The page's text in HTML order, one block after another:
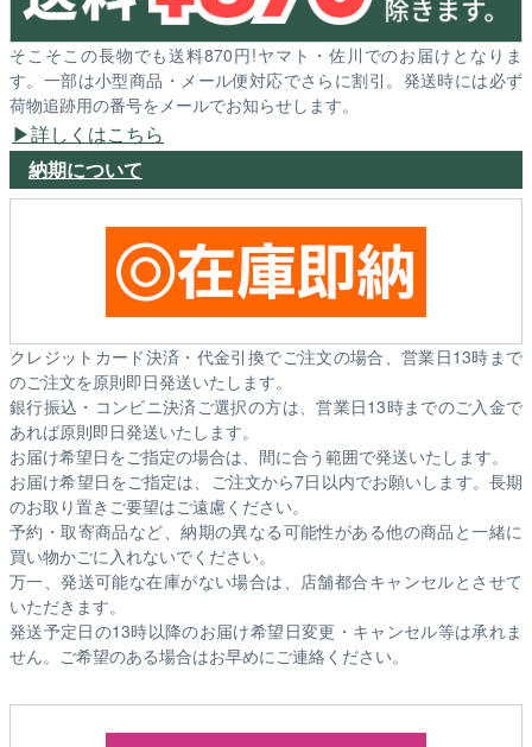
そこそこの長物でも送料870円!ヤマト・佐川でのお届けとなりま
す。一部は小型商品・メール便対応でさらに割引。発送時には必ず
荷物追跡用の番号をメールでお知らせします。
詳しくはこちら
納期について
クレジットカード決済・代金引換でご注文の場合、営業日13時まで
のご注文を原則即日発送いたします。
銀行振込・コンビニ決済ご選択の方は、営業日13時までのご入金で
あれば原則即日発送いたします。
お届け希望日をご指定の場合は、間に合う範囲で発送いたします。
お届け希望日をご指定は、ご注文から7日以内でお願いします。長期
のお取り置きご要望はご遠慮ください。
予約・取寄商品など、納期の異なる可能性がある他の商品と一緒に
買い物かごに入れないでください。
万一、発送可能な在庫がない場合は、店舗都合キャンセルとさせて
いただきます。
発送予定日の13時以降のお届け希望日変更・キャンセル等は承れま
せん。ご希望のある場合はお早めにご連絡ください。